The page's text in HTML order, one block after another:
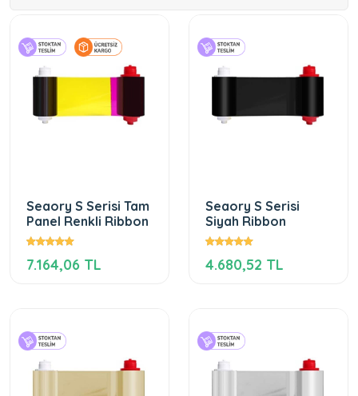
Seaory S Serisi Tam
Panel Renkli Ribbon
7.164,06 TL
Seaory S Serisi
Siyah Ribbon
4.680,52 TL